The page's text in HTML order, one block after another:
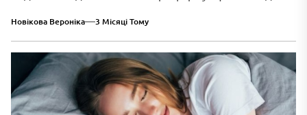
Новікова Вероніка 3 Місяці Тому